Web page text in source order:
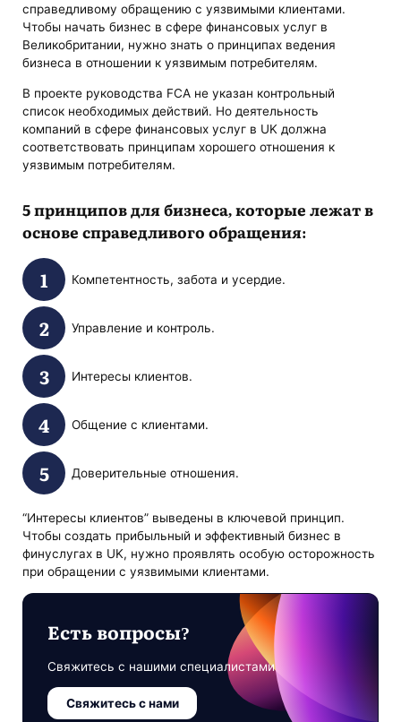
справедливому обращению с уязвимыми клиентами.
Чтобы начать бизнес в сфере финансовых услуг в
Великобритании, нужно знать о принципах ведения
бизнеса в отношении к уязвимым потребителям.
В проекте руководства FCA не указан контрольный
список необходимых действий. Но деятельность
компаний в сфере финансовых услуг в UK должна
соответствовать принципам хорошего отношения к
уязвимым потребителям.
5 принципов для бизнеса, которые лежат в
основе справедливого обращения:
Компетентность, забота и усердие.
Управление и контроль.
Интересы клиентов.
Общение с клиентами.
Доверительные отношения.
“Интересы клиентов” выведены в ключевой принцип.
Чтобы создать прибыльный и эффективный бизнес в
финуслугах в UK, нужно проявлять особую осторожность
при обращении с уязвимыми клиентами.
Есть вопросы?
Свяжитесь с нашими специалистами
Свяжитесь с нами